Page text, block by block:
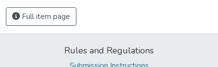
Full item page
Rules and Regulations